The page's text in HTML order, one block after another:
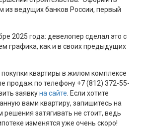
из ведущих банков России, первый
2025 года: девелопер сделал это с
графика, как и в своих предыдущих
квартиры в жилом комплексе
продаж по телефону +7 (812) 372-55-
заявкуна сайте . Если хотите
вами квартиру, запишитесь на
решения затягивать не стоит, ведь
изменятся уже очень скоро!